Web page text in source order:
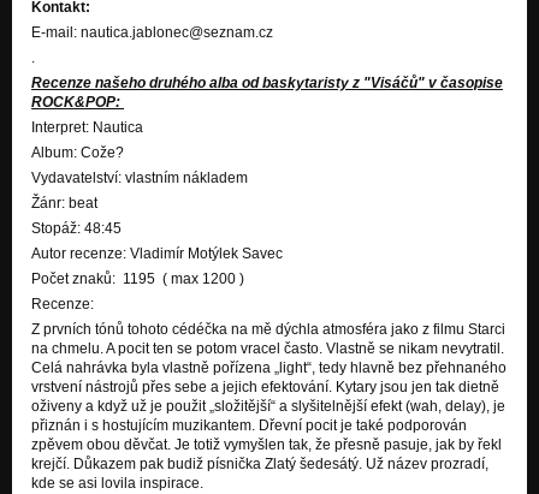
Kontakt:
E-mail: nautica.jablonec@seznam.cz
.
Recenze našeho druhého alba od baskytaristy z "Visáčů" v časopise
ROCK&POP:
Interpret: Nautica
Album: Cože?
Vydavatelství: vlastním nákladem
Žánr: beat
Stopáž: 48:45
Autor recenze: Vladimír Motýlek Savec
Počet znaků: 1195 ( max 1200 )
Recenze:
Z prvních tónů tohoto cédéčka na mě dýchla atmosféra jako z filmu Starci
na chmelu. A pocit ten se potom vracel často. Vlastně se nikam nevytratil.
Celá nahrávka byla vlastně pořízena „light“, tedy hlavně bez přehnaného
vrstvení nástrojů přes sebe a jejich efektování. Kytary jsou jen tak dietně
oživeny a když už je použit „složitější“ a slyšitelnější efekt (wah, delay), je
přiznán i s hostujícím muzikantem. Dřevní pocit je také podporován
zpěvem obou děvčat. Je totiž vymyšlen tak, že přesně pasuje, jak by řekl
krejčí. Důkazem pak budiž písnička Zlatý šedesátý. Už název prozradí,
kde se asi lovila inspirace.